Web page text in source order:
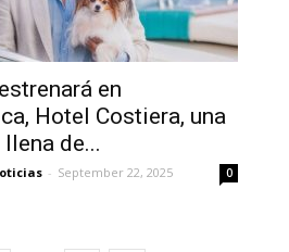
en
Hotel Costiera, una
de...
- September 22, 2025 0